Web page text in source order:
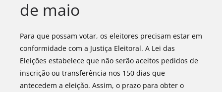
de maio
Para que possam votar, os eleitores precisam estar em
conformidade com a Justiça Eleitoral. A Lei das
Eleições estabelece que não serão aceitos pedidos de
inscrição ou transferência nos 150 dias que
antecedem a eleição. Assim, o prazo para obter o